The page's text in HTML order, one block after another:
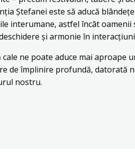
Ștefanei este să aducă
interumane, astfel încât oamenii
și armonie în
ne poate aduce mai aproape
de împlinire profundă, datorată
nostru.